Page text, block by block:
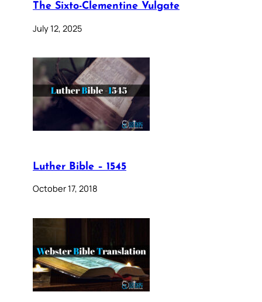
The Sixto-Clementine Vulgate
July 12, 2025
Luther Bible – 1545
October 17, 2018